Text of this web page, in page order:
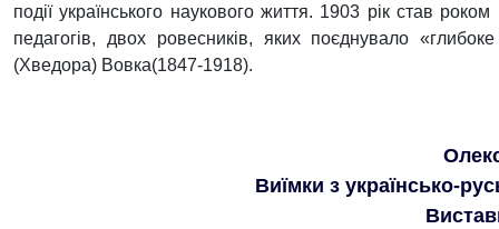
події українського наукового життя. 1903 рік став
педагогів, двох ровесників, яких поєднувало
(Хведора) Вовка(1847-1918).
Виїмки з українсько-